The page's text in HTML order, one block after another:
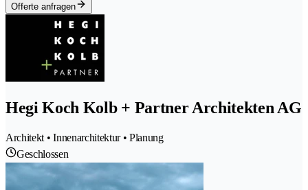
Offerte anfragen
Hegi Koch Kolb + Partner Architekten AG
Architekt • Innenarchitektur • Planung
Geschlossen